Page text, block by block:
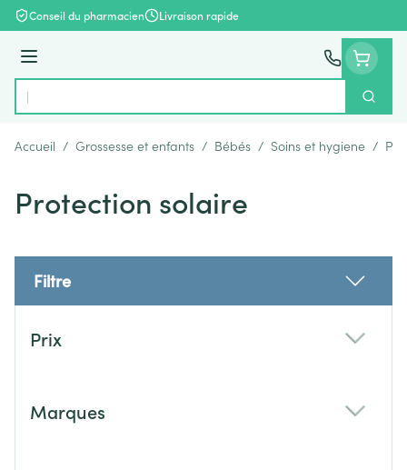
Aller au contenu
Conseil du pharmacien Livraison rapide
Menu
Rechercher
Accueil / Grossesse et enfants / Bébés / Soins et hygiene /
Protection solaire
Filtre
Prix
Marques